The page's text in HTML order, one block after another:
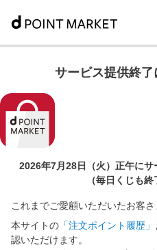
サービス提供終
2026年7月28日（火）正午にサ
（毎日くじも終
これまでご愛顧いただいたお客
本サイトの 「注文ポイント履歴」
認いただけます。